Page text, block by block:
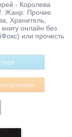
- Королева
Жанр: Прочие
Хранитель,
онлайн без
или прочесть